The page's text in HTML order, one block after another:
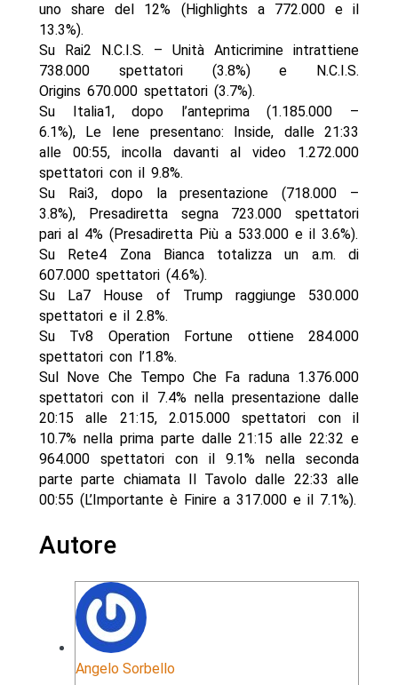
uno share del 12% (Highlights a 772.000 e il
13.3%).
Su Rai2 N.C.I.S. – Unità Anticrimine intrattiene
738.000 spettatori (3.8%) e N.C.I.S.
Origins 670.000 spettatori (3.7%).
Su Italia1, dopo l’anteprima (1.185.000 –
6.1%), Le Iene presentano: Inside, dalle 21:33
alle 00:55, incolla davanti al video 1.272.000
spettatori con il 9.8%.
Su Rai3, dopo la presentazione (718.000 –
3.8%), Presadiretta segna 723.000 spettatori
pari al 4% (Presadiretta Più a 533.000 e il 3.6%).
Su Rete4 Zona Bianca totalizza un a.m. di
607.000 spettatori (4.6%).
Su La7 House of Trump raggiunge 530.000
spettatori e il 2.8%.
Su Tv8 Operation Fortune ottiene 284.000
spettatori con l’1.8%.
Sul Nove Che Tempo Che Fa raduna 1.376.000
spettatori con il 7.4% nella presentazione dalle
20:15 alle 21:15, 2.015.000 spettatori con il
10.7% nella prima parte dalle 21:15 alle 22:32 e
964.000 spettatori con il 9.1% nella seconda
parte parte chiamata Il Tavolo dalle 22:33 alle
00:55 (L’Importante è Finire a 317.000 e il 7.1%).
Autore
Angelo Sorbello